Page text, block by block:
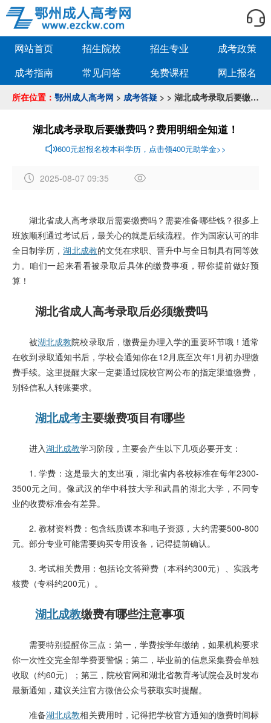
网站首页 招生院校 招生专业
成考政策
成考指南
常见问答 免费课程 网上报名
所在位置： 鄂州成人高考网 > 成考答疑 > > 湖北成考录取后要缴费吗？费用明细全知道！
湖北成考录取后要缴费吗？费用明细全知道！
600元起报名校本科学历，点击领400元助学金>>
2025-08-07 09:35
[
d
b
:
作
湖北省成人高考录取后需要缴费吗？需要准备哪些钱？很多上
班族顺利通过考试后，最关心的就是后续流程。作为国家认可的非
全日制学历，湖北成教的文凭在求职、晋升中与全日制具有同等效
力。咱们一起来看看被录取后具体的缴费事项，帮你提前做好预
算！
湖北省成人高考录取后必须缴费吗
被湖北成教院校录取后，缴费是办理入学的重要环节哦！通常
在收到录取通知书后，学校会通知你在12月底至次年1月初办理缴
费手续。这里提醒大家一定要通过院校官网公布的指定渠道缴费，
别轻信私人转账要求。
湖北成考主要缴费项目有哪些
进入湖北成教学习阶段，主要会产生以下几项必要开支：
1. 学费：这是最大的支出项，湖北省内各校标准在每年2300-
3500元之间。像武汉的华中科技大学和武昌的湖北大学，不同专
业的收费标准会有差异。
2. 教材资料费：包含纸质课本和电子资源，大约需要500-800
元。部分专业可能需要购买专用设备，记得提前确认。
3. 考试相关费用：包括论文答辩费（本科约300元）、实践考
核费（专科约200元）。
湖北成教缴费有哪些注意事项
需要特别提醒你三点：第一，学费按学年缴纳，如果机构要求
你一次性交完全部学费要警惕；第二，毕业前的信息采集费会单独
收取（约60元）；第三，院校官网和湖北省教育考试院会及时发布
最新通知，建议关注官方微信公众号获取实时提醒。
准备湖北成教相关费用时，记得把学校官方通知的缴费时间标